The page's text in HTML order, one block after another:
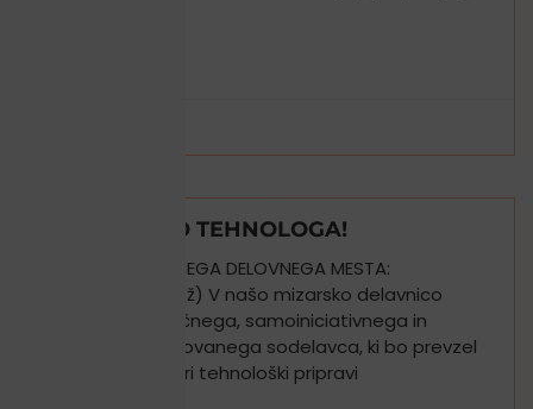
ZAPOSLIMO TEHNOLOGA!
OBJAVA PROSTEGA DELOVNEGA MESTA:
TEHNOLOG (m/ž) V našo mizarsko delavnico
vabimo natančnega, samoiniciativnega in
tehnično podkovanega sodelavca, ki bo prevzel
ključno vlogo pri tehnološki pripravi